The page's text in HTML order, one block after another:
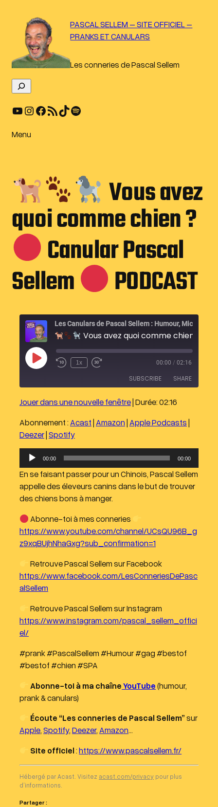
contenu
PASCAL SELLEM – SITE OFFICIEL –
PRANKS ET CANULARS
Les conneries de Pascal Sellem
e
c
e
e
YouTube Instagram Facebook Flux RSS TikTok Spotify
Menu
Vous avez
quoi comme chien ?
Canular Pascal
Sellem PODCAST
Vous avez quoi comme chien ?
P
l
i
o
d
e
1x 00:00 / 02:16
SUBSCRIBE SHARE
Acast Amazon
Apple Podcasts Deezer
Spotify
RSS FEED
SHARE
LINK
EMBED
Jouer dans une nouvelle fenêtre|Durée: 02:16
Abonnement : Acast| Amazon| Apple Podcasts|
Deezer|Spotify
e
c
t
e
u
r
a
i
o
00:00 00:00
En se faisant passer pour un Chinois, Pascal Sellem
appelle des éleveurs canins dans le but de trouver
des chiens bons à manger.
Abonne-toi à mes conneries
https://www.youtube.com/channel/UCsQU96B_g
z9xqBUjhNhaGxg?sub_confirmation=1
Retrouve Pascal Sellem sur Facebook
https://www.facebook.com/LesConneriesDePasc
alSellem
Retrouve Pascal Sellem sur Instagram
https://www.instagram.com/pascal_sellem_offici
el/
#prank #PascalSellem #Humour #gag #bestof
#bestof #chien #SPA
Abonne-toi à ma chaîneYouTube(humour,
prank & canulars)
Écoute “Les conneries de Pascal Sellem”sur
Apple,Spotify,Deezer,Amazon…
Site officiel:https://www.pascalsellem.fr/
Hébergé par Acast. Visitez acast.com/privacy pour plus
d’informations.
Partager :